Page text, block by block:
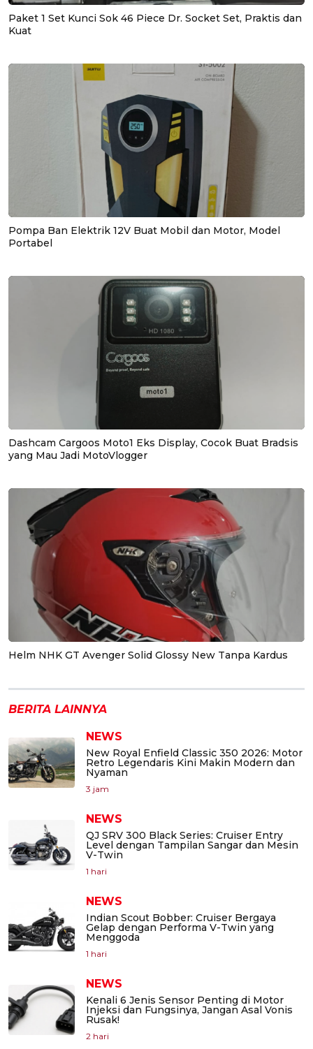
Paket 1 Set Kunci Sok 46 Piece Dr. Socket Set, Praktis dan
Kuat
Pompa Ban Elektrik 12V Buat Mobil dan Motor, Model
Portabel
Dashcam Cargoos Moto1 Eks Display, Cocok Buat Bradsis
yang Mau Jadi MotoVlogger
Helm NHK GT Avenger Solid Glossy New Tanpa Kardus
BERITA LAINNYA
NEWS
New Royal Enfield Classic 350 2026: Motor
Retro Legendaris Kini Makin Modern dan
Nyaman
3 jam
NEWS
QJ SRV 300 Black Series: Cruiser Entry
Level dengan Tampilan Sangar dan Mesin
V-Twin
1 hari
NEWS
Indian Scout Bobber: Cruiser Bergaya
Gelap dengan Performa V-Twin yang
Menggoda
1 hari
NEWS
Kenali 6 Jenis Sensor Penting di Motor
Injeksi dan Fungsinya, Jangan Asal Vonis
Rusak!
2 hari